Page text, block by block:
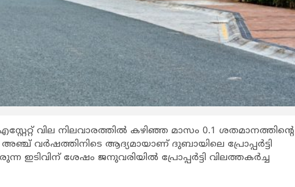
വില നിലവാരത്തില്‍ കഴിഞ്ഞ മാസം 0.1 ശതമാനത്തിന്റെ
അഞ്ച് വര്‍ഷത്തിനിടെ ആദ്യമായാണ് ദുബായിലെ പ്രോപ്പര്‍ട്ടി
ഇടിവിന് ശേഷം ജനുവരിയില്‍ പ്രോപ്പര്‍ട്ടി വിലത്തകര്‍ച്ച